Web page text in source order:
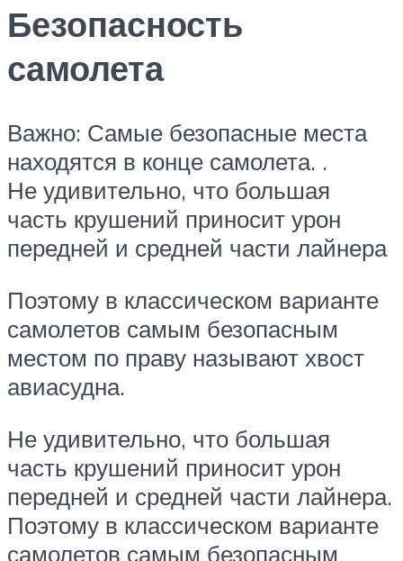
Безопасность
самолета
Важно: Самые безопасные места
находятся в конце самолета. .
Не удивительно, что большая
часть крушений приносит урон
передней и средней части лайнера
Поэтому в классическом варианте
самолетов самым безопасным
местом по праву называют хвост
авиасудна.
Не удивительно, что большая
часть крушений приносит урон
передней и средней части лайнера.
Поэтому в классическом варианте
самолетов самым безопасным